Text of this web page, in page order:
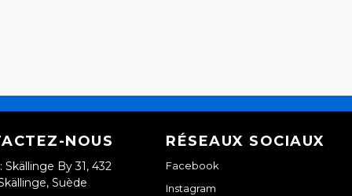
NOUS
Skällinge By 31, 432
Suède
RÉSEAUX SOCIAUX
Facebook
Instagram